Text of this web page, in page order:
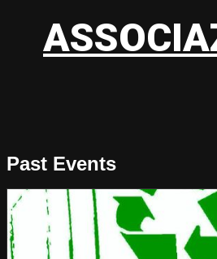
Past Events